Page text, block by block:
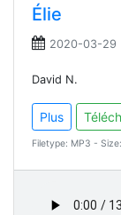
Élie
2020-03-29
David N.
Plus
Filetype: MP3 -